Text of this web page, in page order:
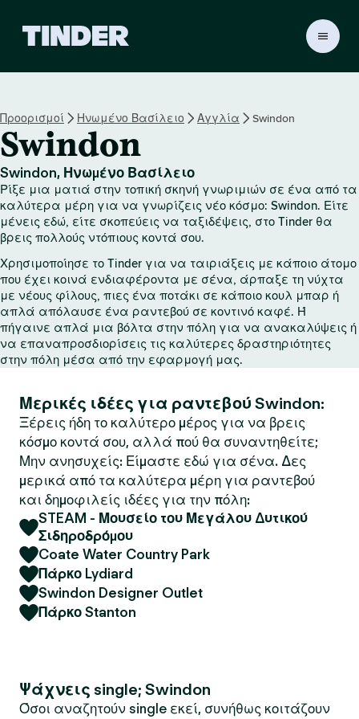
ή
σ
ε
λ
ί
δ
α
T
n
d
e
r
Προορισμοί Ηνωμένο Βασίλειο Αγγλία Swindon
Swindon
Swindon, Ηνωμένο Βασίλειο
Ρίξε μια ματιά στην τοπική σκηνή γνωριμιών σε ένα από τα
καλύτερα μέρη για να γνωρίζεις νέο κόσμο: Swindon. Είτε
μένεις εδώ, είτε σκοπεύεις να ταξιδέψεις, στο Tinder θα
βρεις πολλούς ντόπιους κοντά σου.
Χρησιμοποίησε το Tinder για να ταιριάξεις με κάποιο άτομο
που έχει κοινά ενδιαφέροντα με σένα, άρπαξε τη νύχτα
με νέους φίλους, πιες ένα ποτάκι σε κάποιο κουλ μπαρ ή
απλά απόλαυσε ένα ραντεβού σε κοντινό καφέ. Ή
πήγαινε απλά μια βόλτα στην πόλη για να ανακαλύψεις ή
να επαναπροσδιορίσεις τις καλύτερες δραστηριότητες
στην πόλη μέσα από την εφαρμογή μας.
Μερικές ιδέες για ραντεβού Swindon:
Ξέρεις ήδη το καλύτερο μέρος για να βρεις
κόσμο κοντά σου, αλλά πού θα συναντηθείτε;
Μην ανησυχείς: Είμαστε εδώ για σένα. Δες
μερικά από τα καλύτερα μέρη για ραντεβού
και δημοφιλείς ιδέες για την πόλη:
STEAM - Μουσείο του Μεγάλου Δυτικού
Σιδηροδρόμου
Coate Water Country Park
Πάρκο Lydiard
Swindon Designer Outlet
Πάρκο Stanton
Ψάχνεις single; Swindon
Όσοι αναζητούν single εκεί, συνήθως κοιτάζουν